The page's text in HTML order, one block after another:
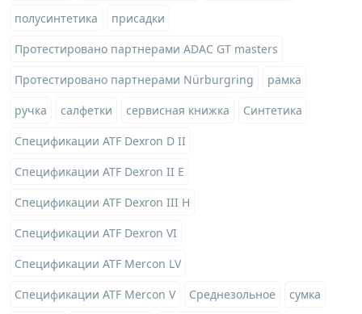
полусинтетика
присадки
Протестировано партнерами ADAC GT masters
Протестировано партнерами Nürburgring
рамка
ручка
салфетки сервисная книжка
Синтетика
Спецификации ATF Dexron D II
Спецификации ATF Dexron II E
Спецификации ATF Dexron III H
Спецификации ATF Dexron VI
Спецификации ATF Mercon LV
Спецификации ATF Mercon V
Среднезольное
сумка